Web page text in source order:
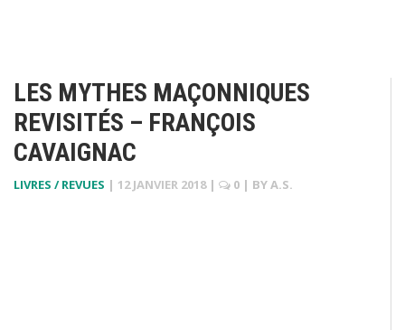
LES MYTHES MAÇONNIQUES
REVISITÉS – FRANÇOIS
CAVAIGNAC
LIVRES / REVUES | 12 JANVIER 2018 | 0 | BYA.S.